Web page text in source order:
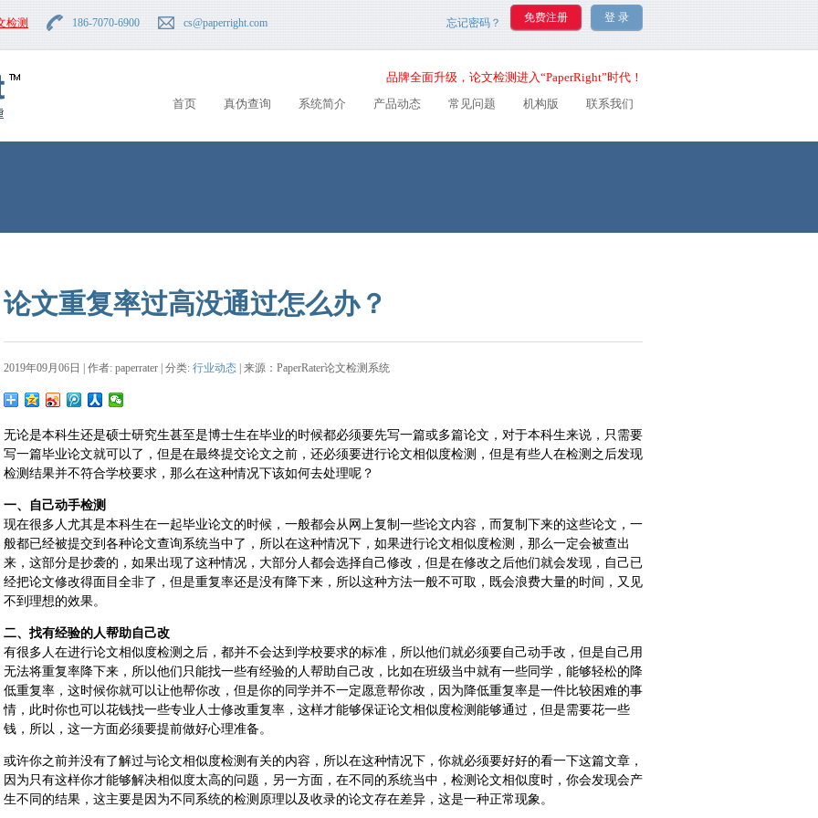
检测 186-7070-6900 cs@paperright.com 忘记密码？
品牌全面升级，论文检测进入“PaperRight”时代！
首页
真伪查询 系统简介 产品动态 常见问题 机构版 联系我们
论文重复率过高没通过怎么办？
2019年09月06日 | 作者: paperrater | 分类: 行业动态 | 来源：PaperRater论文检测系统
无论是本科生还是硕士研究生甚至是博士生在毕业的时候都必须要先写一篇或多篇论文，对于本科生来说，只需要
写一篇毕业论文就可以了，但是在最终提交论文之前，还必须要进行论文相似度检测，但是有些人在检测之后发现
检测结果并不符合学校要求，那么在这种情况下该如何去处理呢？
一、自己动手检测
现在很多人尤其是本科生在一起毕业论文的时候，一般都会从网上复制一些论文内容，而复制下来的这些论文，一
般都已经被提交到各种论文查询系统当中了，所以在这种情况下，如果进行论文相似度检测，那么一定会被查出
来，这部分是抄袭的，如果出现了这种情况，大部分人都会选择自己修改，但是在修改之后他们就会发现，自己已
经把论文修改得面目全非了，但是重复率还是没有降下来，所以这种方法一般不可取，既会浪费大量的时间，又见
不到理想的效果。
二、找有经验的人帮助自己改
有很多人在进行论文相似度检测之后，都并不会达到学校要求的标准，所以他们就必须要自己动手改，但是自己用
无法将重复率降下来，所以他们只能找一些有经验的人帮助自己改，比如在班级当中就有一些同学，能够轻松的降
低重复率，这时候你就可以让他帮你改，但是你的同学并不一定愿意帮你改，因为降低重复率是一件比较困难的事
情，此时你也可以花钱找一些专业人士修改重复率，这样才能够保证论文相似度检测能够通过，但是需要花一些
钱，所以，这一方面必须要提前做好心理准备。
或许你之前并没有了解过与论文相似度检测有关的内容，所以在这种情况下，你就必须要好好的看一下这篇文章，
因为只有这样你才能够解决相似度太高的问题，另一方面，在不同的系统当中，检测论文相似度时，你会发现会产
生不同的结果，这主要是因为不同系统的检测原理以及收录的论文存在差异，这是一种正常现象。